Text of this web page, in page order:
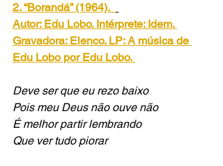
2. “Borandá” (1964).
Autor: Edu Lobo. Intérprete: Idem.
Gravadora: Elenco. LP: A música de
Edu Lobo por Edu Lobo.
Deve ser que eu rezo baixo
Pois meu Deus não ouve não
É melhor partir lembrando
Que ver tudo piorar